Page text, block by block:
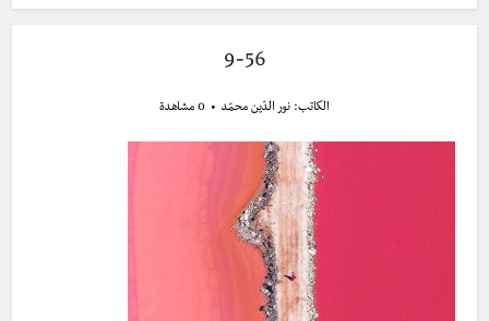
9-56
الكاتب: نور الدّين محمّد 0 مشاهدة